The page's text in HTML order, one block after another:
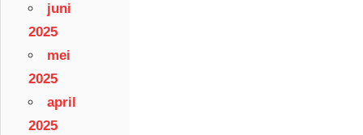
juni
2025
mei
2025
april
2025